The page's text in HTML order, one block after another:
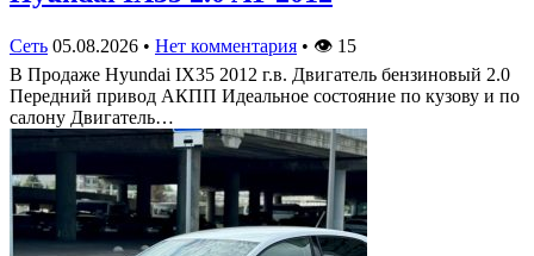
Сеть 05.08.2026 • Нет комментария • 👁 15
В Продаже Hyundai IX35 2012 г.в. Двигатель бензиновый 2.0
Передний привод АКПП Идеальное состояние по кузову и по
салону Двигатель…